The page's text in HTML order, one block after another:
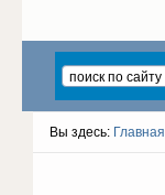
Вы здесь: Главная